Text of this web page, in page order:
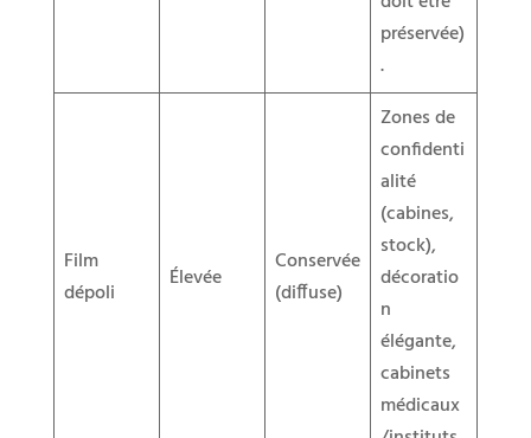
préservée)
.
Film
dépoli
Élevée
Conservée
(diffuse)
Zones de
confidenti
alité
(cabines,
stock),
décoratio
n
élégante,
cabinets
médicaux